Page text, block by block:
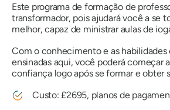
Este programa de formação de
transformador, pois ajudará você a se
melhor, capaz de ministrar aulas de
Com o conhecimento e as habilidades
ensinadas aqui, você poderá começar
confiança logo após se formar e obter
Custo: £2695, planos de